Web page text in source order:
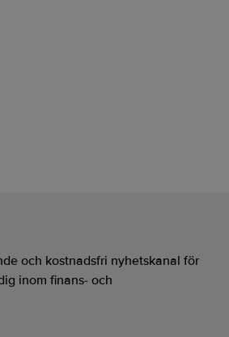
och kostnadsfri nyhetskanal för
inom finans- och